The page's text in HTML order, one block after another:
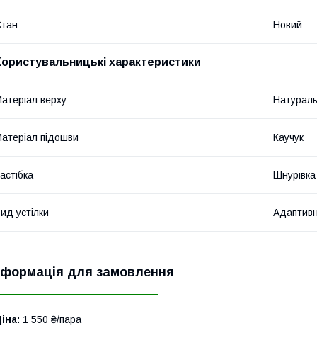
Новий
характеристики
верху
підошви Каучук
Шнурівка
устілки
для замовлення
1 550 ₴/пара